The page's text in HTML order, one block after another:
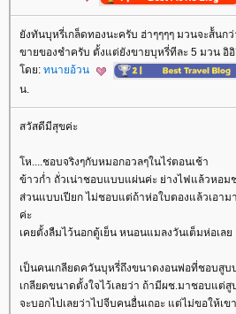
งทันบุหรี่เกล็ดทองนะครับ ฮ่าๆๆๆๆ มวนจะส้้นก
ขายของชำครับ ตั้งแต่ยังขายบุหรี่ทีละ 5 มวน อิ
ดย: ทนายอ้วน
น.
สวัสดีมีสุขค่ะ
ห....ชอบจริงๆกับหมอกอวลๆในไร่ตอนเช้า
ข้าวก่ำ ถั่วเน่าชอบแบบแผ่นค่ะ ย่างไฟแล้วหอม
ส่วนแบบเปียก ไม่ชอบแต่ถ้าห่อใบตองแล้วเอา
ค่ะ
เคยตั้งลืมไว้นอกตู้เย็น หนอนแมลงวันเต็มห่อเล
เป็นคนเกลียดควันบุหรี่ถึงขนาดงอนพ่อที่ชอบสูบ
เกลียดขนาดตั้งใจไว้เลยว่า ถ้ามีผช.มาชอบแต่สู
จะบอกไปเลยว่าไปจีบคนอื่นเถอะ แต่ไม่ขอให้เข